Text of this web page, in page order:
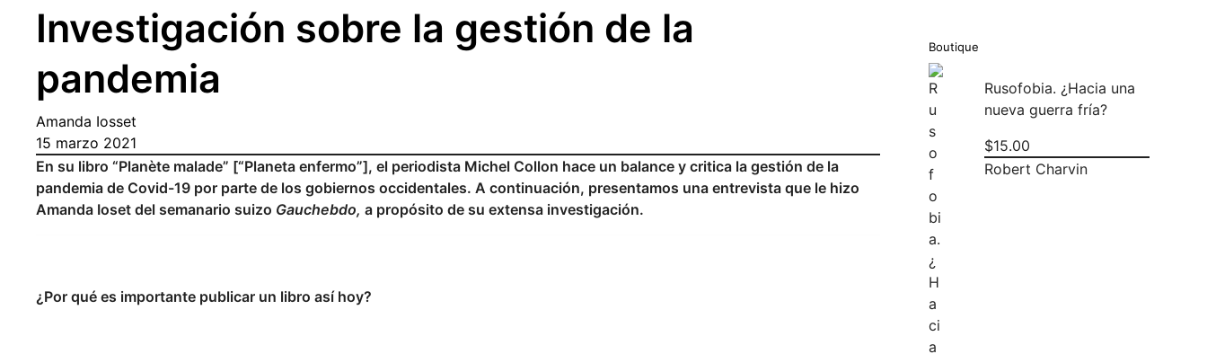
Investigación sobre la gestión de la
pandemia
Amanda Iosset
15 marzo 2021
En su libro “Planète malade” [“Planeta enfermo”], el periodista Michel Collon hace un balance y critica la gestión de la
pandemia de Covid-19 por parte de los gobiernos occidentales. A continuación, presentamos una entrevista que le hizo
Amanda Ioset del semanario suizo Gauchebdo, a propósito de su extensa investigación.
¿Por qué es importante publicar un libro así hoy?
Boutique
Rusofobia. ¿Hacia una
nueva guerra fría?
$15.00
Robert Charvin